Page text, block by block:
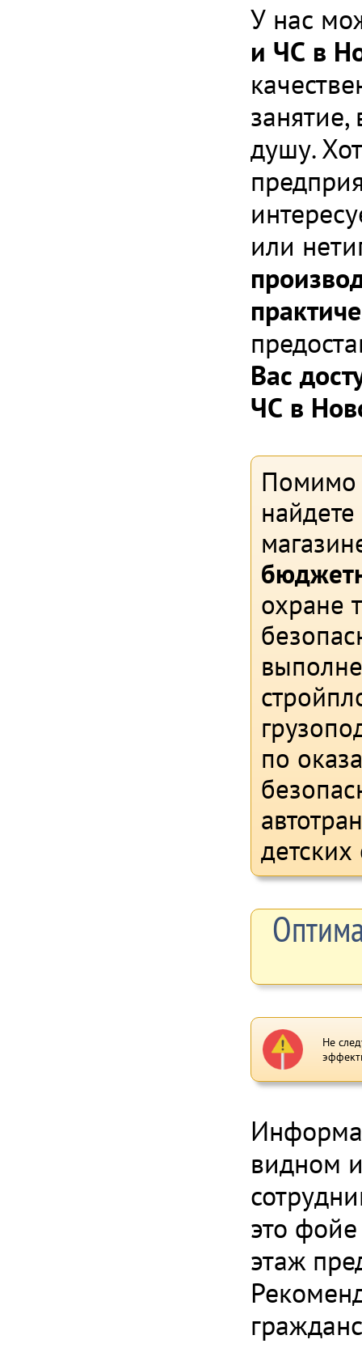
У нас
и ЧС в
душу.
или
Вас
ЧС в
Помимо
охране
по
детских
Не
видном
это
этаж